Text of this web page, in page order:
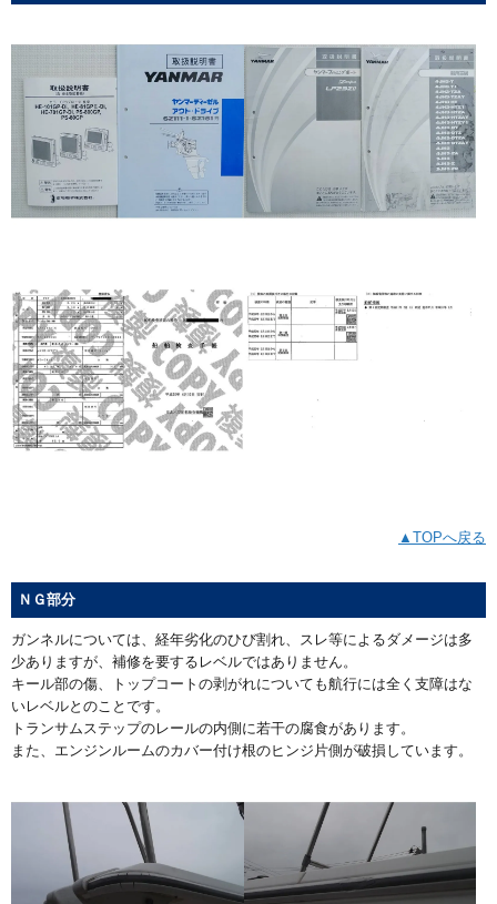
▲TOPへ戻る
ＮＧ部分
ガンネルについては、経年劣化のひび割れ、スレ等によるダメージは多
少ありますが、補修を要するレベルではありません。
キール部の傷、トップコートの剥がれについても航行には全く支障はな
いレベルとのことです。
トランサムステップのレールの内側に若干の腐食があります。
また、エンジンルームのカバー付け根のヒンジ片側が破損しています。